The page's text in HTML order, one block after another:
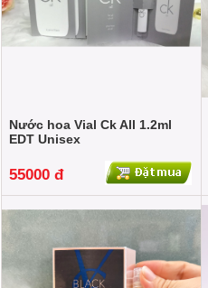
Nước hoa Vial Ck All 1.2ml
EDT Unisex
55000 đ